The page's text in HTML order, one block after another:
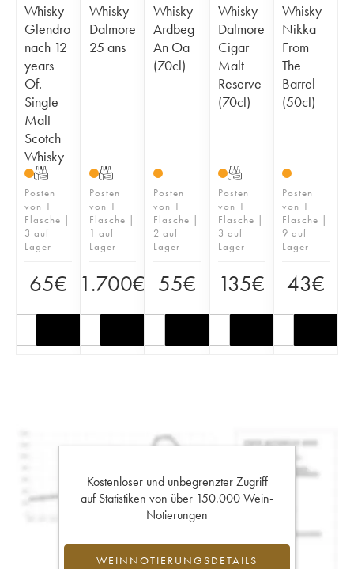
Whisky
Glendro
nach 12
years
Of.
Single
Malt
Scotch
Whisky
T
Posten
von 1
Flasche |
3 auf
Lager
65€
Whisky
Dalmore
25 ans
T
Posten
von 1
Flasche |
1 auf
Lager
1.700€
Whisky
Ardbeg
An Oa
(70cl)
Posten
von 1
Flasche |
2 auf
Lager
55€
Whisky
Dalmore
Cigar
Malt
Reserve
(70cl)
T
Posten
von 1
Flasche |
3 auf
Lager
135€
Whisky
Nikka
From
The
Barrel
(50cl)
Posten
von 1
Flasche |
9 auf
Lager
43€
Kostenloser und unbegrenzter Zugriff
auf Statistiken von über 150.000 Wein-
Notierungen
WEINNOTIERUNGSDETAILS